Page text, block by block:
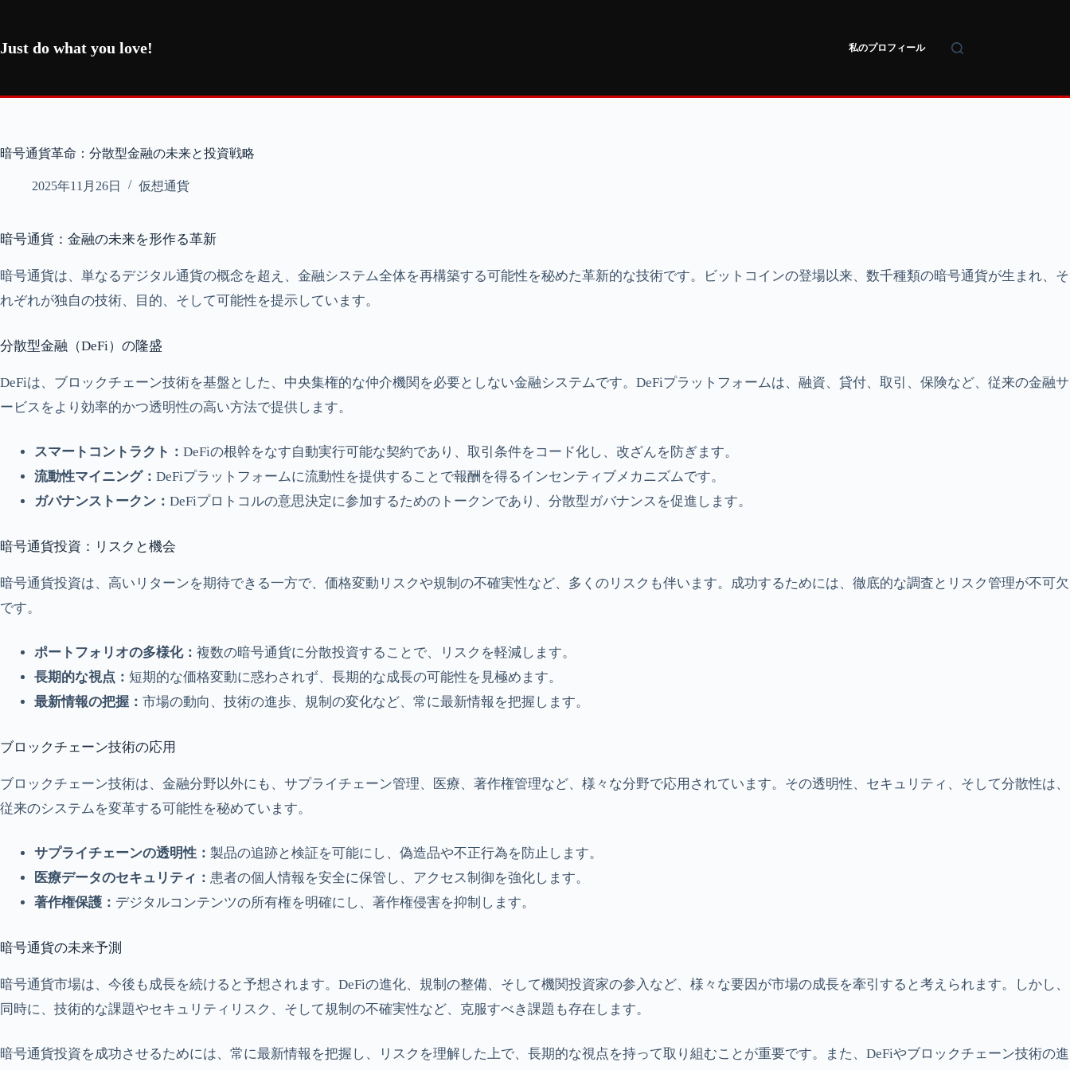
テ
ン
プ
Just do what you love! 私のプロフィール
暗号通貨革命：分散型金融の未来と投資戦略
2025年11月26日 仮想通貨
暗号通貨：金融の未来を形作る革新
暗号通貨は、単なるデジタル通貨の概念を超え、金融システム全体を再構築する可能性を秘めた革新的な技術です。ビットコインの登場以来、数千種類の暗号通貨が生まれ、そ
れぞれが独自の技術、目的、そして可能性を提示しています。
分散型金融（DeFi）の隆盛
DeFiは、ブロックチェーン技術を基盤とした、中央集権的な仲介機関を必要としない金融システムです。DeFiプラットフォームは、融資、貸付、取引、保険など、従来の金融サ
ービスをより効率的かつ透明性の高い方法で提供します。
スマートコントラクト： DeFiの根幹をなす自動実行可能な契約であり、取引条件をコード化し、改ざんを防ぎます。
流動性マイニング： DeFiプラットフォームに流動性を提供することで報酬を得るインセンティブメカニズムです。
ガバナンストークン： DeFiプロトコルの意思決定に参加するためのトークンであり、分散型ガバナンスを促進します。
暗号通貨投資：リスクと機会
暗号通貨投資は、高いリターンを期待できる一方で、価格変動リスクや規制の不確実性など、多くのリスクも伴います。成功するためには、徹底的な調査とリスク管理が不可欠
です。
ポートフォリオの多様化： 複数の暗号通貨に分散投資することで、リスクを軽減します。
長期的な視点： 短期的な価格変動に惑わされず、長期的な成長の可能性を見極めます。
最新情報の把握： 市場の動向、技術の進歩、規制の変化など、常に最新情報を把握します。
ブロックチェーン技術の応用
ブロックチェーン技術は、金融分野以外にも、サプライチェーン管理、医療、著作権管理など、様々な分野で応用されています。その透明性、セキュリティ、そして分散性は、
従来のシステムを変革する可能性を秘めています。
サプライチェーンの透明性： 製品の追跡と検証を可能にし、偽造品や不正行為を防止します。
医療データのセキュリティ： 患者の個人情報を安全に保管し、アクセス制御を強化します。
著作権保護： デジタルコンテンツの所有権を明確にし、著作権侵害を抑制します。
暗号通貨の未来予測
暗号通貨市場は、今後も成長を続けると予想されます。DeFiの進化、規制の整備、そして機関投資家の参入など、様々な要因が市場の成長を牽引すると考えられます。しかし、
同時に、技術的な課題やセキュリティリスク、そして規制の不確実性など、克服すべき課題も存在します。
暗号通貨投資を成功させるためには、常に最新情報を把握し、リスクを理解した上で、長期的な視点を持って取り組むことが重要です。また、DeFiやブロックチェーン技術の進